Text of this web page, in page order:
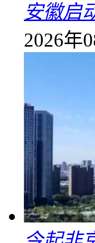
安徽启
2026年